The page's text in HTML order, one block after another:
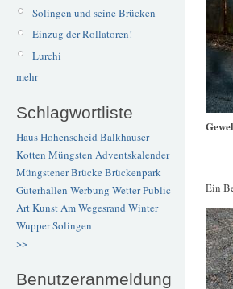
Solingen und seine Brücken
Einzug der Rollatoren!
Lurchi
mehr
Schlagwortliste
Haus Hohenscheid Balkhauser
Kotten Müngsten Adventskalender
Müngstener BrückeBrückenpark
Güterhallen Werbung WetterPublic
ArtKunstAm Wegesrand Winter
WupperSolingen
>>
Benutzeranmeldung
Ein